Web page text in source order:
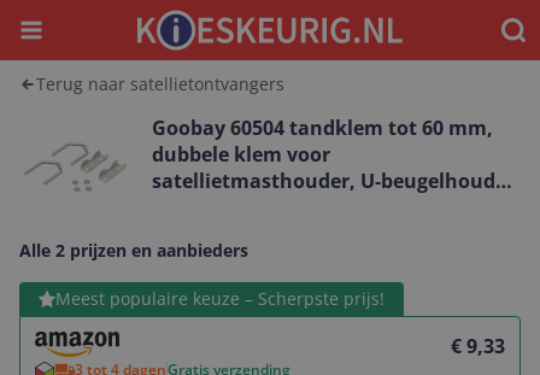
Menu
Terug naar satellietontvangers
Goobay 60504 tandklem tot 60 mm,
dubbele klem voor
satellietmasthouder, U-beugelhouder,
Alle 2 prijzen en aanbieders
Meest populaire keuze – Scherpste prijs!
€ 9,33
3 tot 4 dagenGratis verzending
Bekijk product